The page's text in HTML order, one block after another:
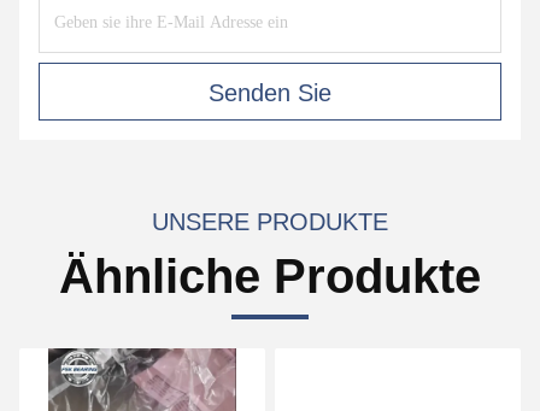
Senden Sie
UNSERE PRODUKTE
Ähnliche Produkte